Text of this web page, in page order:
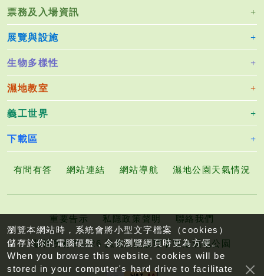
票務及入場資訊
展覽與設施
生物多樣性
濕地教室
義工世界
下載區
有問有答 網站連結 網站導航 濕地公園天氣情況
重要告示 私隱政策聲明 聯絡我們
版權所有©2026 漁農自然護理署香港濕地公園
瀏覽本網站時，系統會將小型文字檔案（cookies）
儲存於你的電腦硬盤，令你瀏覽網頁時更為方便。
When you browse this website, cookies will be
stored in your computer's hard drive to facilitate